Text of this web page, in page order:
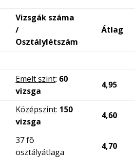
Vizsgák száma
/
Osztálylétszám
Átlag
Emelt szint: 60
vizsga
4,95
Középszint: 150
vizsga
4,60
37 fõ
osztályátlaga
4,70